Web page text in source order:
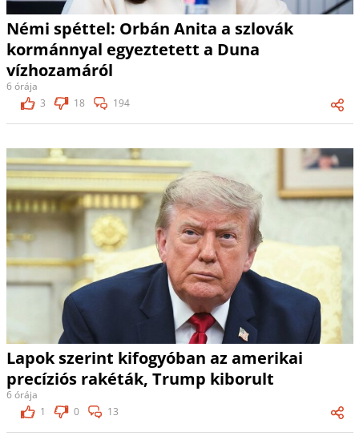
Némi spéttel: Orbán Anita a szlovák
kormánnyal egyeztetett a Duna
vízhozamáról
6 órája
3
18 194
Lapok szerint kifogyóban az amerikai
precíziós rakéták, Trump kiborult
6 órája
1
0 13